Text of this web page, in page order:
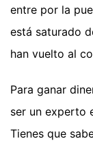
entre por la
está saturado
han vuelto al
Para ganar
ser un experto
Tienes que